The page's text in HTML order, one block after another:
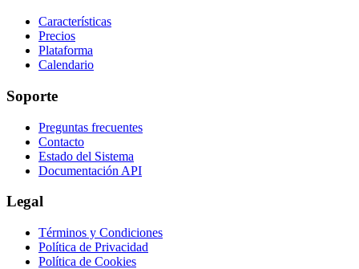
Características
Precios
Plataforma
Calendario
Soporte
Preguntas frecuentes
Contacto
Estado del Sistema
Documentación API
Legal
Términos y Condiciones
Política de Privacidad
Política de Cookies